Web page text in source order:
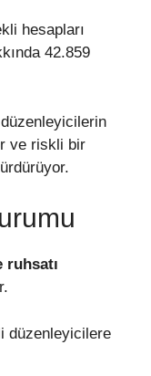
hesapları
42.859
ve riskli bir
ruhsatı
düzenleyicilere